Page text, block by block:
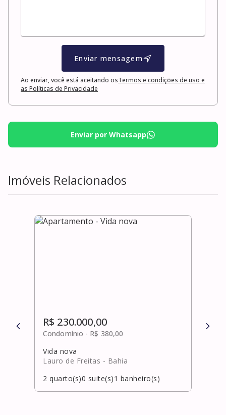
Enviar mensagem
Ao enviar, você está aceitando osTermos e condições de uso e
as Políticas de Privacidade
Enviar por Whatsapp
Imóveis Relacionados
R$ 230.000,00
Condomínio - R$ 380,00
Vida nova
Lauro de Freitas - Bahia
2 quarto(s)0 suite(s)1 banheiro(s)
R$